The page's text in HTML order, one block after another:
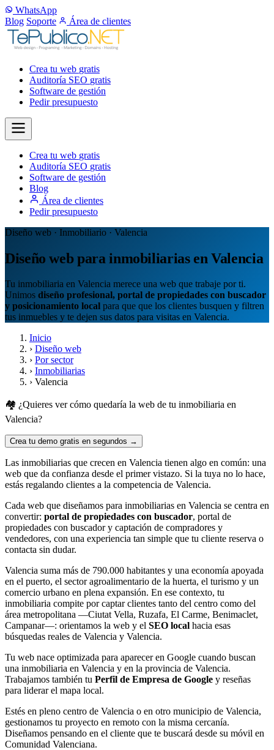
WhatsApp
Blog Soporte Área de clientes
Crea tu web gratis
Auditoría SEO gratis
Software de gestión
Pedir presupuesto
Crea tu web gratis
Auditoría SEO gratis
Software de gestión
Blog
Área de clientes
Pedir presupuesto
Diseño web · Inmobiliario · Valencia
Diseño web para inmobiliarias en Valencia
Tu inmobiliaria en Valencia merece una web que trabaje por ti.
Unimos diseño profesional, portal de propiedades con buscador
y posicionamiento local para que que los clientes busquen y filtren
tus inmuebles y te dejen sus datos para visitas en Valencia.
Inicio
› Diseño web
› Por sector
› Inmobiliarias
› Valencia
🏘️ ¿Quieres ver cómo quedaría la web de tu inmobiliaria en
Valencia?
Crea tu demo gratis en segundos →
Las inmobiliarias que crecen en Valencia tienen algo en común: una
web que da confianza desde el primer vistazo. Si la tuya no lo hace,
estás regalando clientes a la competencia de Valencia.
Cada web que diseñamos para inmobiliarias en Valencia se centra en
convertir: portal de propiedades con buscador, portal de
propiedades con buscador y captación de compradores y
vendedores, con una experiencia tan simple que tu cliente reserva o
contacta sin dudar.
Valencia suma más de 790.000 habitantes y una economía apoyada
en el puerto, el sector agroalimentario de la huerta, el turismo y un
comercio urbano en plena expansión. En ese contexto, tu
inmobiliaria compite por captar clientes tanto del centro como del
área metropolitana —Ciutat Vella, Ruzafa, El Carme, Benimaclet,
Campanar—: orientamos la web y el SEO local hacia esas
búsquedas reales de Valencia y Valencia.
Tu web nace optimizada para aparecer en Google cuando buscan
una inmobiliaria en Valencia y en la provincia de Valencia.
Trabajamos también tu Perfil de Empresa de Google y reseñas
para liderar el mapa local.
Estés en pleno centro de Valencia o en otro municipio de Valencia,
gestionamos tu proyecto en remoto con la misma cercanía.
Diseñamos pensando en el cliente que te buscará desde su móvil en
Comunidad Valenciana.